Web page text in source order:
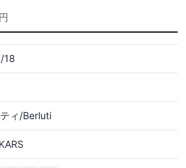
円
18
ィ/Berluti